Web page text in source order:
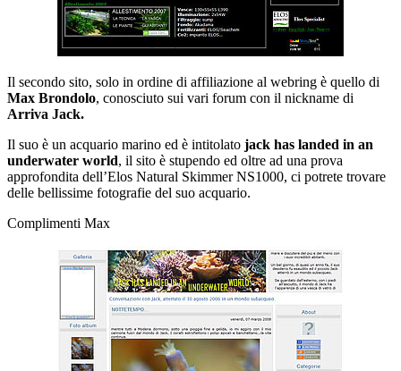
Il secondo sito, solo in ordine di affiliazione al webring è quello di
Max Brondolo, conosciuto sui vari forum con il nickname di
Arriva Jack.
Il suo è un acquario marino ed è intitolato jack has landed in an
underwater world, il sito è stupendo ed oltre ad una prova
approfondita dell’Elos Natural Skimmer NS1000, ci potrete trovare
delle bellissime fotografie del suo acquario.
Complimenti Max